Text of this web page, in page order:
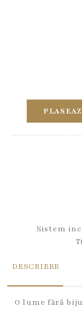
Sistem
DESCRIERE
O lume fără